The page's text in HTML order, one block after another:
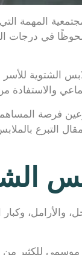
المهمة
في درجات
الشتوية
والاستفادة
فرصة
التبرع
والأرامل،
للكثير